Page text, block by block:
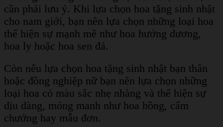
cần phải lưu ý. Khi lựa chọn hoa tặng sinh nhật
cho nam giới, bạn nên lựa chọn những loại hoa
thể hiện sự mạnh mẽ như hoa hướng dương,
hoa ly hoặc hoa sen đá.
Còn nếu lựa chọn hoa tặng sinh nhật bạn thân
hoặc đồng nghiệp nữ bạn nên lựa chọn những
loại hoa có màu sắc nhẹ nhàng và thể hiện sự
dịu dàng, mỏng manh như hoa hồng, cẩm
chướng hay mẫu đơn.